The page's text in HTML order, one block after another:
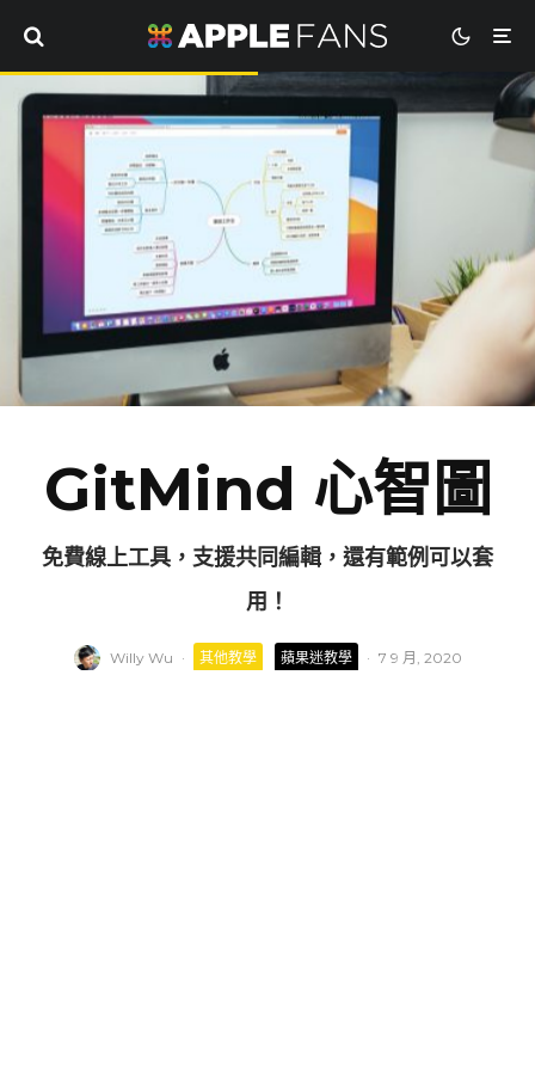
GitMind 心智圖
免費線上工具，支援共同編輯，還有範例可以套
用！
Willy Wu · 其他教學 蘋果迷教學 · 7 9 月, 2020